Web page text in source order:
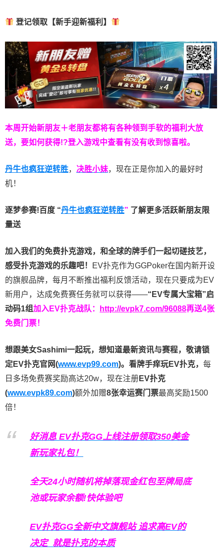
登记领取【新手迎新福利】
本周开始新朋友＋老朋友都将有各种领到手软的福利大放
送，要如何获得!?登入游戏中查看有没有收到惊喜啦。
丹牛也疯狂逆转胜， 决胜小妹，现在正是你加入的最好时
机！
逐梦参赛!百度 “丹牛也疯狂逆转胜” 了解更多活跃新朋友限
量送
加入我们的免费扑克游戏，和全球的牌手们一起切磋技艺，
感受扑克游戏的乐趣吧！
EV扑克作为GGPoker在国内新开设
的旗舰品牌，每月不断推出福利反馈活动，现在只要成为EV
新用户，达成免费赛任务就可以获得——“EV专属大宝箱”启
动码1组加入EV扑克战队： http://evpk7.com/96088再送4张
免费门票！
想跟美女Sashimi一起玩， 想知道最新资讯与赛程， 敬请锁
定EV扑克官网(www.evp99.com)。 看牌手痒玩EV扑克， 每
日多场免费赛奖励高达20w，现在注册 EV扑克
(www.evpk89.com)额外加赠8张幸运赛门票最高奖励1500
倍！
好消息 EV扑克GG上线注册领取350美金
新玩家礼包！
全天24小时随机将掉落现金红包至牌局底
池或玩家余额!快体验吧
EV扑克GG全新中文旗舰站追求高EV的
决定 就是扑克的本质